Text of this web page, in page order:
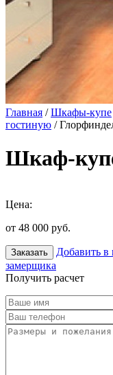
Главная /Шкафы-купе
гостиную /
Шкаф-
Цена:
от 48 000 руб.
Заказать Добавить в
замерщика
Получить расчет